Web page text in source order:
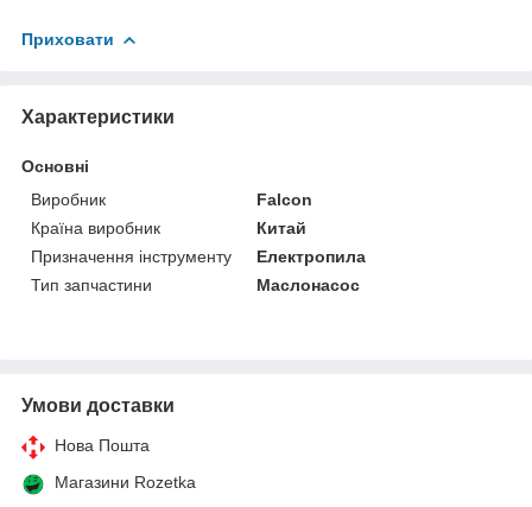
Приховати
Характеристики
Основні
Виробник
Falcon
Країна виробник
Китай
Призначення інструменту
Електропила
Тип запчастини
Маслонасос
Умови доставки
Нова Пошта
Магазини Rozetka